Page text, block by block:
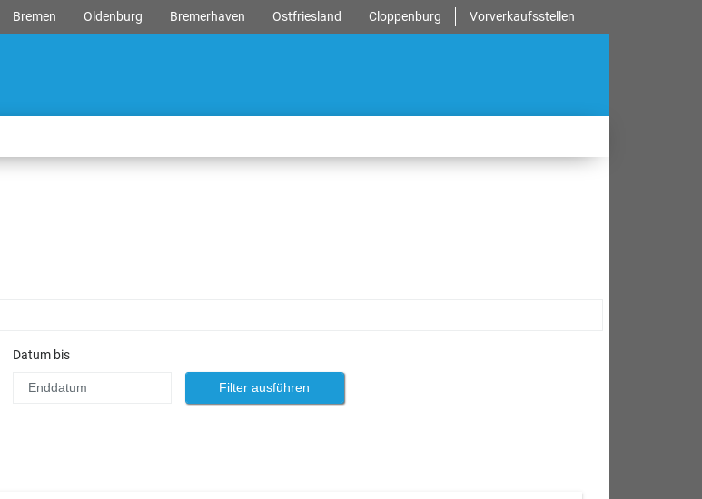
Bremen Oldenburg Bremerhaven Ostfriesland Cloppenburg Vorverkaufsstellen
Datum bis